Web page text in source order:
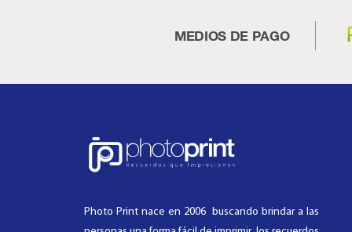
MEDIOS DE PAGO
Photo Print nace en 2006 buscando brindar a las